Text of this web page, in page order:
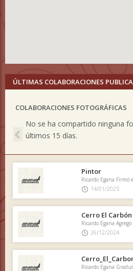
ÚLTIMAS COLABORACIONES
COLABORACIONES FOTOGRÁFICAS
No se ha compartido ninguna
últimos 15 días.
Previous
Pintor
Ricardo Egana
14/01/2025
Cerro El
Ricardo Egana
26/12/2024
Ricardo Egana